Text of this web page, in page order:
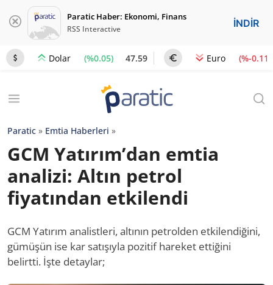
Paratic Haber: Ekonomi, Finans
RSS Interactive İNDİR
Dolar (%0.05) 47.59 Euro (%-0.11)
Paratic » Emtia Haberleri »
GCM Yatırım’dan emtia
analizi: Altın petrol
fiyatından etkilendi
GCM Yatırım analistleri, altının petrolden etkilendiğini,
gümüşün ise kar satışıyla pozitif hareket ettiğini
belirtti. İşte detaylar;